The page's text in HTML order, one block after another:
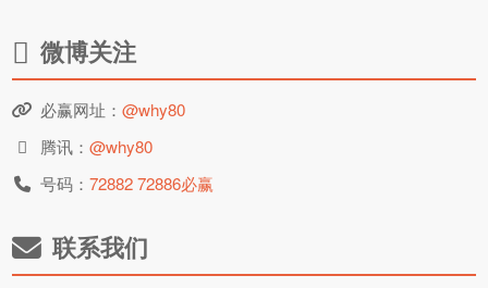
微博关注
必赢网址：@why80
腾讯：@why80
号码：72882 72886必赢
联系我们